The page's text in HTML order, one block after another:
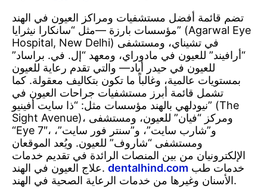
تضم قائمة أفضل مستشفيات ومراكز العيون في الهند
مؤسسات بارزة —مثل “سانكارا نيثرايا” (Agarwal Eye
Hospital, New Delhi) في تشيناي، ومستشفى
“أرافيند” للعيون في مادوراي، ومعهد “إل. في. براساد”
للعيون في حيدر أباد— والتي تقدم رعاية للعيون
بمستويات عالمية، وغالباً ما تكون بتكاليف معقولة. كما
تشمل قائمة أبرز مستشفيات جراحات العيون في
نيودلهي بالهند مؤسسات مثل: “ذا سايت أفينيو” (The
Sight Avenue)، ومركز “فيان” للعيون، ومستشفى
“Eye 7″، و”شارب سايت”، و”سنتر فور سايت”،
ومستشفى “شاروف” للعيون. ويُعد الموقعان
الإلكترونيان من بين المنصات الرائدة في تقديم خدمات
علاج العيون في الهند. dentalhind.com
الأسنان وغيرها من خدمات الرعاية الصحية في الهند.